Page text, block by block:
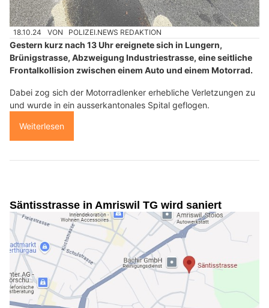
18.10.24 VON POLIZEI.NEWS REDAKTION
Gestern kurz nach 13 Uhr ereignete sich in Lungern,
Brünigstrasse, Abzweigung Industriestrasse, eine seitliche
Frontalkollision zwischen einem Auto und einem Motorrad.
Dabei zog sich der Motorradlenker erhebliche Verletzungen zu
und wurde in ein ausserkantonales Spital geflogen.
Weiterlesen
Säntisstrasse in Amriswil TG wird saniert